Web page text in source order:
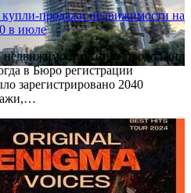
купли-продажи недвижимости на
в июле
Кипра продолжил
в Бюро регистрации
зарегистрировано 2040